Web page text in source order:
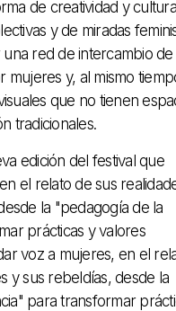
de creatividad y cultura
y de miradas
red de intercambio de
mujeres y, al mismo
que no tienen
tradicionales.
edición del festival que
el relato de sus
la "pedagogía de la
prácticas y valores
voz a mujeres, en el
y sus rebeldías, desde la
para transformar